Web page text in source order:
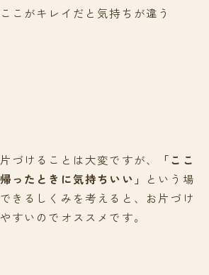
こがキレイだと気持ちが違う
づけることは大変ですが、
「ここ
ったときに気持ちいい」
という場
きるしくみを考えると、お片づけ
すいのでオススメです。